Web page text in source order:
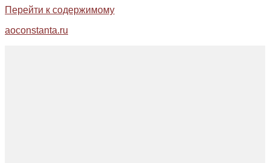
Перейти к содержимому
aoconstanta.ru